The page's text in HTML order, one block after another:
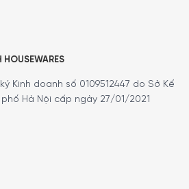
Kinh doanh số 0109512447 do Sở Kế
Hà Nội cấp ngày 27/01/2021